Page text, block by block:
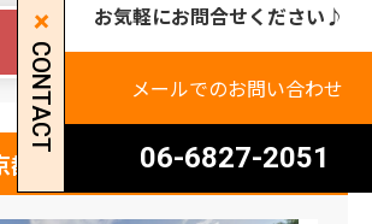
都府亀岡市畑野町千ヶ畑西山
CONTACT
お気軽にお問合せください♪
メールでのお問い合わせ
06-6827-2051